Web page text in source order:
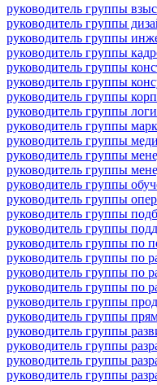
руководитель группы
руководитель группы
руководитель группы
руководитель группы
руководитель группы
руководитель группы
руководитель группы
руководитель группы
руководитель группы
руководитель группы
руководитель группы
руководитель группы
руководитель группы
руководитель группы
руководитель группы
руководитель группы
руководитель группы по
руководитель группы по
руководитель группы по
руководитель группы по
руководитель группы
руководитель группы
руководитель группы
руководитель группы
руководитель группы
руководитель группы